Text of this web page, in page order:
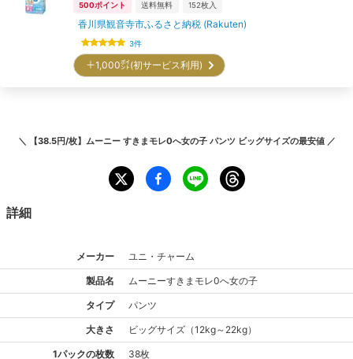
500ポイント 送料無料 152枚入
香川県観音寺市ふるさと納税 (Rakuten)
3件
＋1,000㌽(初サービス利用)
＼ 【38.5円/枚】ムーニー すきまモレ0へ女の子 パンツ ビッグサイズの最安値 ／
詳細
メーカー ユニ・チャーム
製品名 ムーニーすきまモレ0へ女の子
タイプ パンツ
大きさ ビッグサイズ （12kg～22kg）
1パックの枚数 38枚